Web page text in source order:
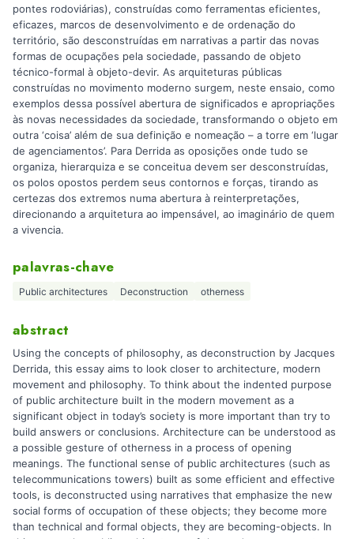
pontes rodoviárias), construídas como ferramentas eficientes,
eficazes, marcos de desenvolvimento e de ordenação do
território, são desconstruídas em narrativas a partir das novas
formas de ocupações pela sociedade, passando de objeto
técnico-formal à objeto-devir. As arquiteturas públicas
construídas no movimento moderno surgem, neste ensaio, como
exemplos dessa possível abertura de significados e apropriações
às novas necessidades da sociedade, transformando o objeto em
outra ‘coisa’ além de sua definição e nomeação – a torre em ‘lugar
de agenciamentos’. Para Derrida as oposições onde tudo se
organiza, hierarquiza e se conceitua devem ser desconstruídas,
os polos opostos perdem seus contornos e forças, tirando as
certezas dos extremos numa abertura à reinterpretações,
direcionando a arquitetura ao impensável, ao imaginário de quem
a vivencia.
palavras-chave
Public architectures Deconstruction otherness
abstract
Using the concepts of philosophy, as deconstruction by Jacques
Derrida, this essay aims to look closer to architecture, modern
movement and philosophy. To think about the indented purpose
of public architecture built in the modern movement as a
significant object in today’s society is more important than try to
build answers or conclusions. Architecture can be understood as
a possible gesture of otherness in a process of opening
meanings. The functional sense of public architectures (such as
telecommunications towers) built as some efficient and effective
tools, is deconstructed using narratives that emphasize the new
social forms of occupation of these objects; they become more
than technical and formal objects, they are becoming-objects. In